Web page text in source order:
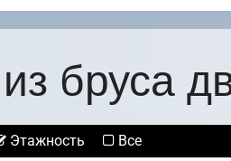
бруса
Этажность Все